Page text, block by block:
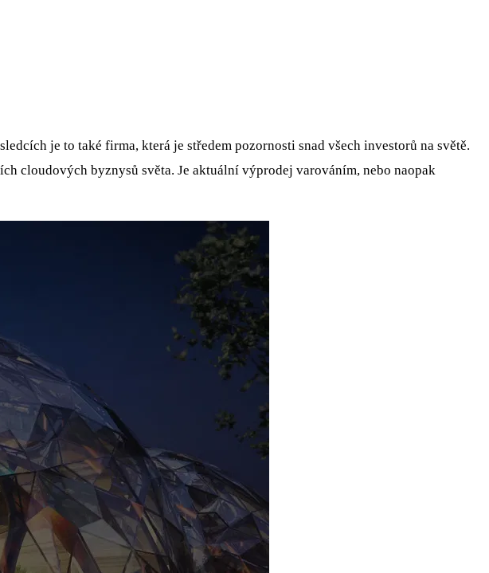
je to také firma, která je středem pozornosti snad všech investorů na světě.
cloudových byznysů světa. Je aktuální výprodej varováním, nebo naopak